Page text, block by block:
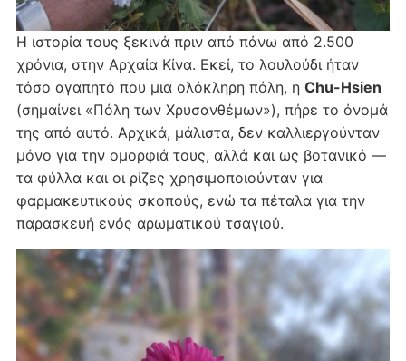
Η ιστορία τους ξεκινά πριν από πάνω από 2.500
χρόνια, στην Αρχαία Κίνα. Εκεί, το λουλούδι ήταν
τόσο αγαπητό που μια ολόκληρη πόλη, η Chu-Hsien
(σημαίνει «Πόλη των Χρυσανθέμων»), πήρε το όνομά
της από αυτό. Αρχικά, μάλιστα, δεν καλλιεργούνταν
μόνο για την ομορφιά τους, αλλά και ως βοτανικό —
τα φύλλα και οι ρίζες χρησιμοποιούνταν για
φαρμακευτικούς σκοπούς, ενώ τα πέταλα για την
παρασκευή ενός αρωματικού τσαγιού.